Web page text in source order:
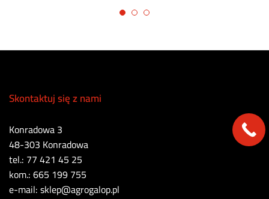
Skontaktuj się z nami
Konradowa 3
48-303 Konradowa
tel.: 77 421 45 25
kom.: 665 199 755
e-mail: sklep@agrogalop.pl